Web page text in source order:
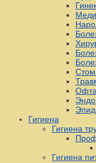
Гигиена
Гигиена
Гигиена